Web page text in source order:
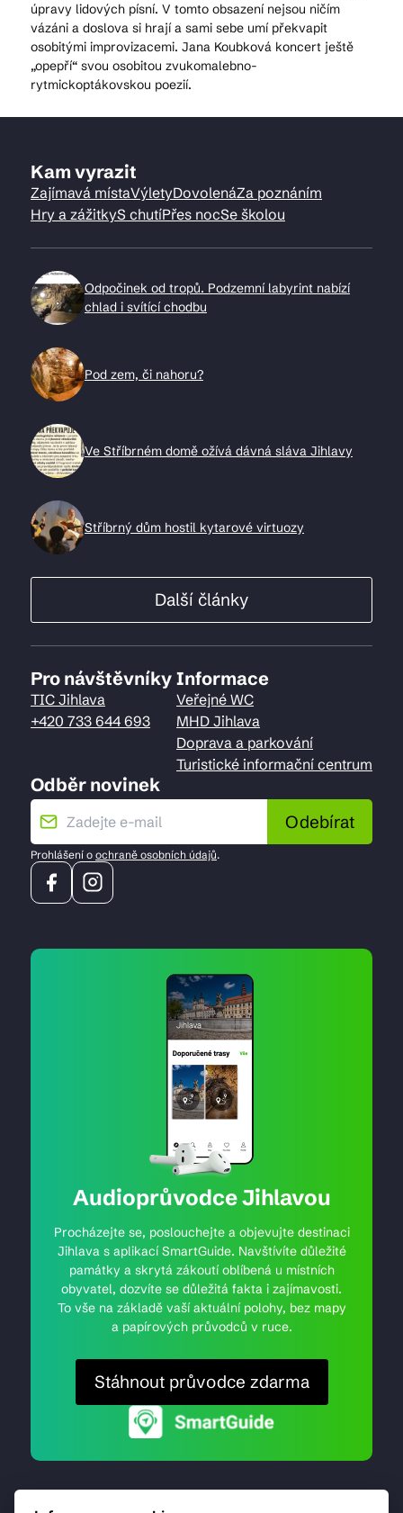
úpravy lidových písní. V tomto obsazení nejsou ničím
vázáni a doslova si hrají a sami sebe umí překvapit
osobitými improvizacemi. Jana Koubková koncert ještě
„opepří“ svou osobitou zvukomalebno-
rytmickoptákovskou poezií.
Kam vyrazit
Zajímavá místaVýletyDovolenáZa poznáním
Hry a zážitkyS chutíPřes nocSe školou
Odpočinek od tropů. Podzemní labyrint nabízí
chlad i svítící chodbu
Pod zem, či nahoru?
Ve Stříbrném domě ožívá dávná sláva Jihlavy
Stříbrný dům hostil kytarové virtuozy
Další články
Pro návštěvníky
TIC Jihlava
+420 733 644 693
Informace
Veřejné WC
MHD Jihlava
Doprava a parkování
Turistické informační centrum
Odběr novinek
Odebírat
Prohlášení o ochraně osobních údajů.
Audioprůvodce Jihlavou
Procházejte se, poslouchejte a objevujte destinaci
Jihlava s aplikací SmartGuide. Navštívíte důležité
památky a skrytá zákoutí oblíbená u místních
obyvatel, dozvíte se důležitá fakta i zajímavosti.
To vše na základě vaší aktuální polohy, bez mapy
a papírových průvodců v ruce.
Stáhnout průvodce zdarma